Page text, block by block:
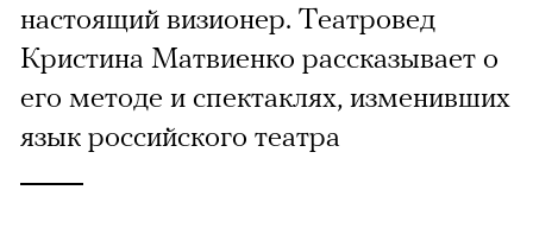
настоящий визионер. Театровед
Кристина Матвиенко рассказывает о
его методе и спектаклях, изменивших
язык российского театра